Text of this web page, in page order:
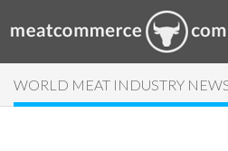
WORLD MEAT INDUSTRY